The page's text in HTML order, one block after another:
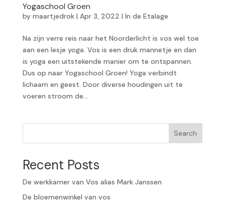
Yogaschool Groen
by maartjedrok| Apr 3, 2022 | In de Etalage
Na zijn verre reis naar het Noorderlicht is vos wel toe
aan een lesje yoga. Vos is een druk mannetje en dan
is yoga een uitstekende manier om te ontspannen.
Dus op naar Yogaschool Groen! Yoga verbindt
lichaam en geest. Door diverse houdingen uit te
voeren stroom de...
Search
Recent Posts
De werkkamer van Vos alias Mark Janssen
De bloemenwinkel van vos